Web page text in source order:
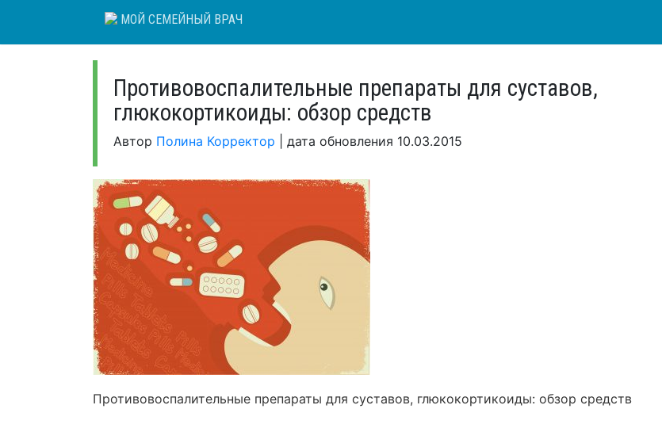
content
МОЙ СЕМЕЙНЫЙ ВРАЧ
Противовоспалительные препараты для суставов,
глюкокортикоиды: обзор средств
Автор Полина Корректор дата обновления 10.03.2015
Противовоспалительные препараты для суставов, глюкокортикоиды: обзор средств